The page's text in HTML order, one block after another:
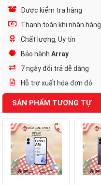
Được kiểm tra hàng
Thanh toán khi nhận hàng
Chất lượng, Uy tín
Bảo hành Array
7 ngày đổi trả dễ dàng
Hỗ trợ xuất hóa đơn đỏ
SẢN PHẨM TƯƠNG TỰ